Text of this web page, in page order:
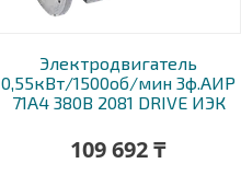
Электродвигатель
0,55кВт/1500об/мин 3ф.АИР
71A4 380В 2081 DRIVE ИЭК
109 692 ₸